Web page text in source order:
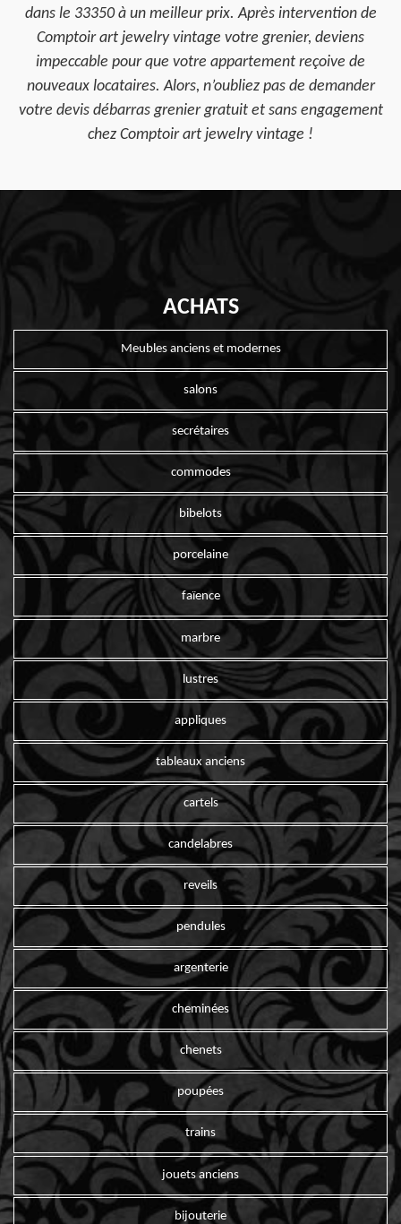
dans le 33350 à un meilleur prix. Après intervention de
Comptoir art jewelry vintage votre grenier, deviens
impeccable pour que votre appartement reçoive de
nouveaux locataires. Alors, n’oubliez pas de demander
votre devis débarras grenier gratuit et sans engagement
chez Comptoir art jewelry vintage !
ACHATS
Meubles anciens et modernes
salons
secrétaires
commodes
bibelots
porcelaine
faïence
marbre
lustres
appliques
tableaux anciens
cartels
candelabres
reveils
pendules
argenterie
cheminées
chenets
poupées
trains
jouets anciens
bijouterie